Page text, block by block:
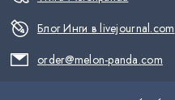
Блог Инги в livejournal.com
order@melon-panda.com